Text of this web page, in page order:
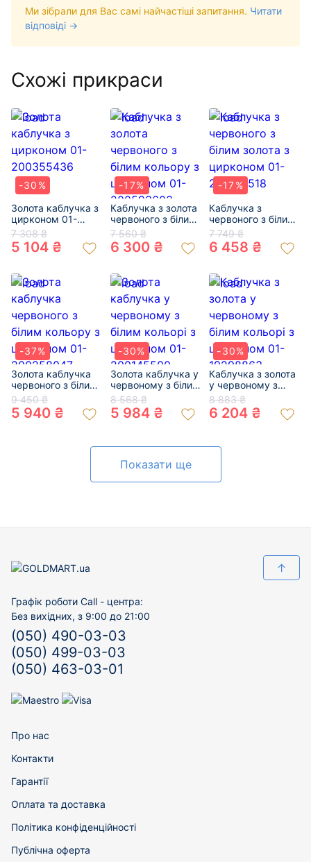
Ми зібрали для Вас самі найчастіші запитання. Читати
відповіді →
Схожі прикраси
-30%
Золота каблучка з
цирконом 01-
200355436
7 308 ₴
5 104 ₴
-17%
Каблучка з золота
червоного з білим
кольору з
цирконом 01-
200593603
7 560 ₴
6 300 ₴
-17%
Каблучка з
червоного з білим
золота з цирконом
01-200517518
7 749 ₴
6 458 ₴
-37%
Золота каблучка
червоного з білим
кольору з
цирконом 01-
200258047
9 450 ₴
5 940 ₴
-30%
Золота каблучка у
червоному з білим
кольорі з
цирконом 01-
200145500
8 568 ₴
5 984 ₴
-30%
Каблучка з золота
у червоному з
білим кольорі з
цирконом 01-
19298863
8 883 ₴
6 204 ₴
Показати ще
↑
Графік роботи Call - центра:
Без вихідних, з 9:00 до 21:00
(050) 490-03-03
(050) 499-03-03
(050) 463-03-01
Про нас
Контакти
Гарантії
Оплата та доставка
Політика конфіденційності
Публічна оферта